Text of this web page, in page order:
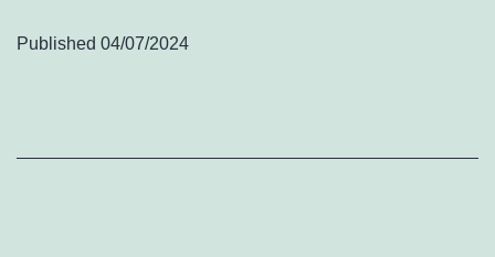
Published 04/07/2024